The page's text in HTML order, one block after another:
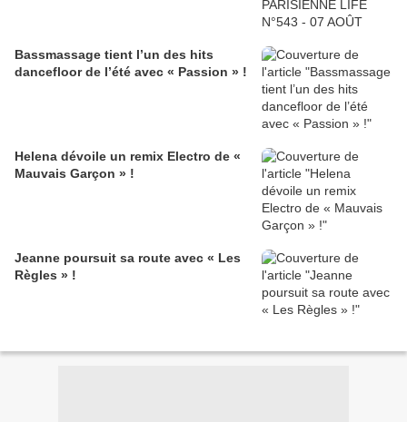
Bassmassage tient l’un des hits
dancefloor de l’été avec « Passion » !
Helena dévoile un remix Electro de «
Mauvais Garçon » !
Jeanne poursuit sa route avec « Les
Règles » !